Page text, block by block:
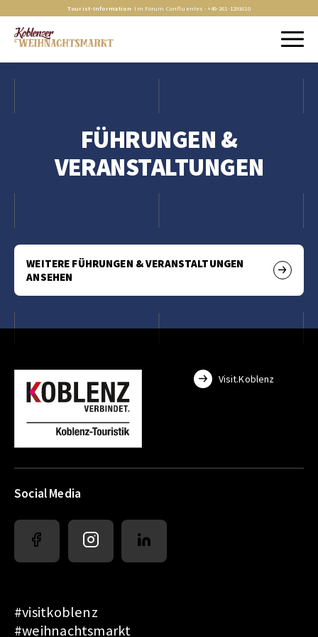
Tourist-Information- Im Forum Confluentes -+49-261-1291610
FÜHRUNGEN &
VERANSTALTUNGEN
WEITERE FÜHRUNGEN & VERANSTALTUNGEN
ANSEHEN
Visit.Koblenz
Social Media
#visitkoblenz
#weihnachtsmarkt